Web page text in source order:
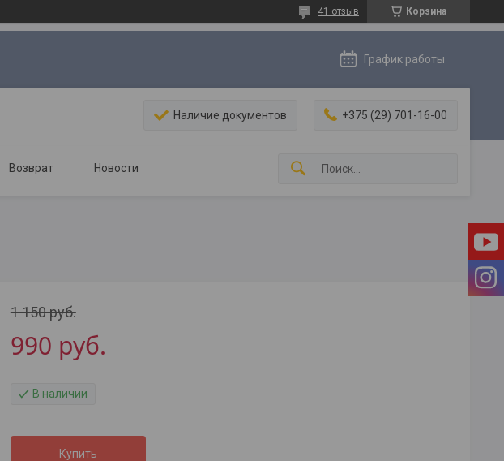
Корзина
41 отзыв
График работы
Наличие документов +375 (29) 701-16-00
Возврат Новости
1 150руб.
990 руб.
В наличии
Купить